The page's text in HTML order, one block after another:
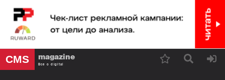
CMS magazine
Все о digital